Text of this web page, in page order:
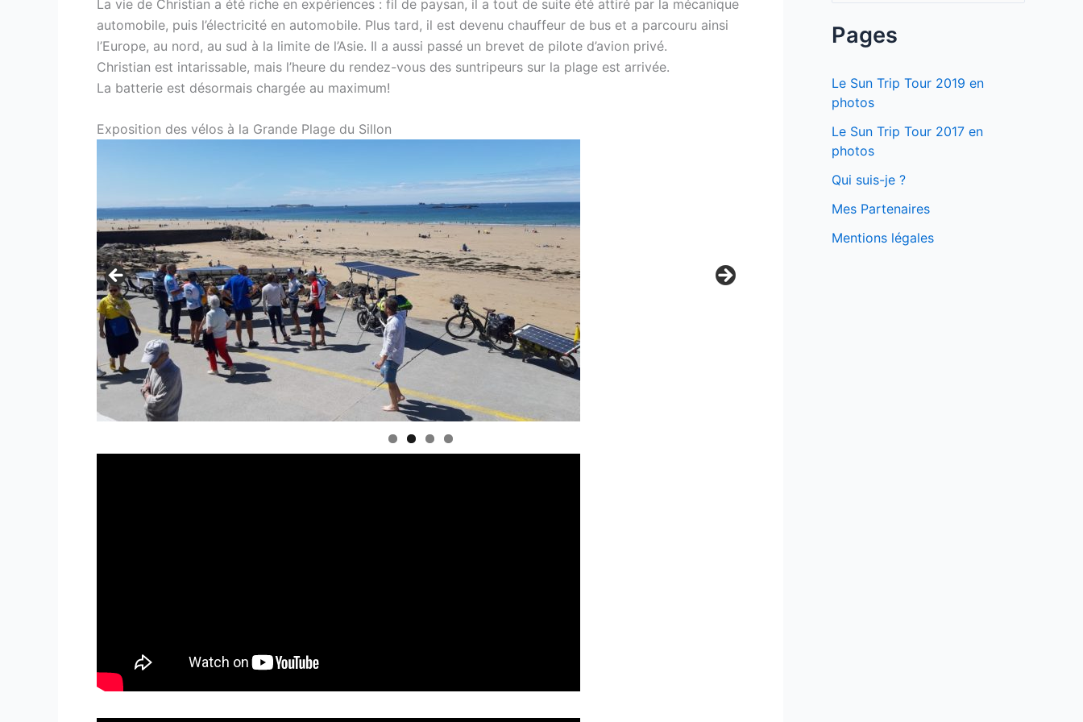
La vie de Christian a été riche en expériences : fil de paysan, il a tout de suite été attiré par la mécanique
automobile, puis l’électricité en automobile. Plus tard, il est devenu chauffeur de bus et a parcouru ainsi
l’Europe, au nord, au sud à la limite de l’Asie. Il a aussi passé un brevet de pilote d’avion privé.
Christian est intarissable, mais l’heure du rendez-vous des suntripeurs sur la plage est arrivée.
La batterie est désormais chargée au maximum!
Exposition des vélos à la Grande Plage du Sillon
c
e
r
c
h
e
r
Pages
Le Sun Trip Tour 2019 en
photos
Le Sun Trip Tour 2017 en
photos
Qui suis-je ?
Mes Partenaires
Mentions légales